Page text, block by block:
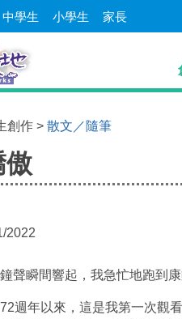
中學生 小學生 家長
創作 > 散文／隨筆
傲
2022
瞬間響起，我急忙地跑到
年以來，這是我第一次觀看